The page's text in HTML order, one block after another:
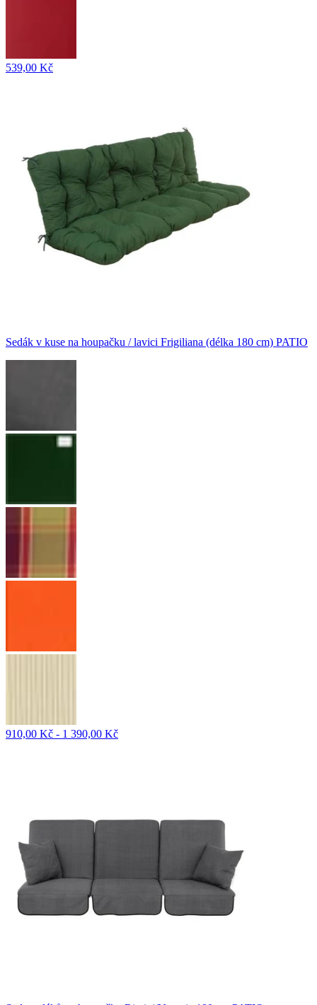
539,00 Kč
Sedák v kuse na houpačku / lavici Frigiliana (délka 180 cm) PATIO
910,00 Kč - 1 390,00 Kč